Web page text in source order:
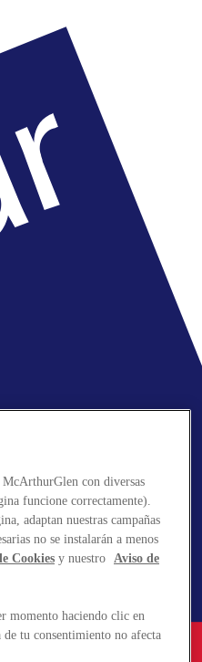
con diversas
funcione correctamente).
adaptan nuestras campañas
no se instalarán a menos
Cookies y nuestro Aviso de
momento haciendo clic en
tu consentimiento no afecta